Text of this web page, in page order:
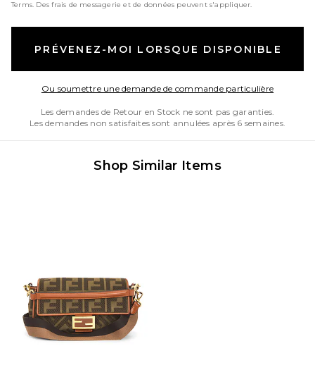
Terms. Des frais de messagerie et de données peuvent s'appliquer.
PRÉVENEZ-MOI LORSQUE DISPONIBLE
Ou soumettre une demande de commande particulièreOpens in
Les demandes de Retour en Stock ne sont pas garanties.
Les demandes non satisfaites sont annulées après 6 semaines.
Shop Similar Items